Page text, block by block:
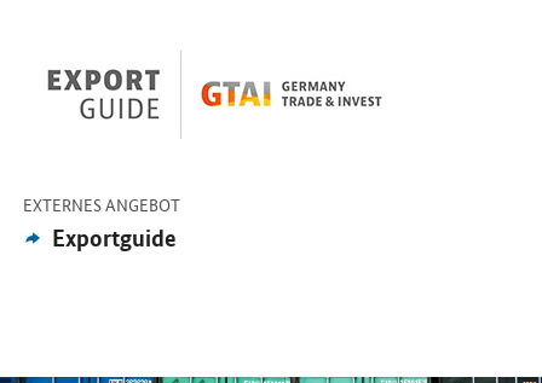
EXTERNES ANGEBOT-
Externes
Angebot:
Exportguide